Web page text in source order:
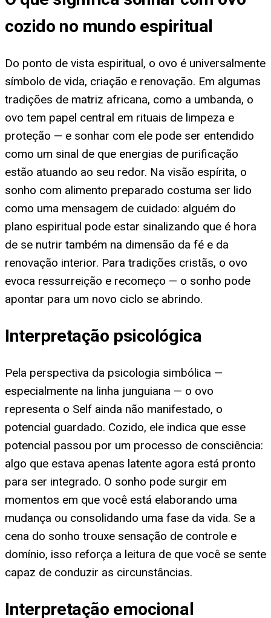
cozido no mundo espiritual
Do ponto de vista espiritual, o ovo é universalmente
símbolo de vida, criação e renovação. Em algumas
tradições de matriz africana, como a umbanda, o
ovo tem papel central em rituais de limpeza e
proteção — e sonhar com ele pode ser entendido
como um sinal de que energias de purificação
estão atuando ao seu redor. Na visão espírita, o
sonho com alimento preparado costuma ser lido
como uma mensagem de cuidado: alguém do
plano espiritual pode estar sinalizando que é hora
de se nutrir também na dimensão da fé e da
renovação interior. Para tradições cristãs, o ovo
evoca ressurreição e recomeço — o sonho pode
apontar para um novo ciclo se abrindo.
Interpretação psicológica
Pela perspectiva da psicologia simbólica —
especialmente na linha junguiana — o ovo
representa o Self ainda não manifestado, o
potencial guardado. Cozido, ele indica que esse
potencial passou por um processo de consciência:
algo que estava apenas latente agora está pronto
para ser integrado. O sonho pode surgir em
momentos em que você está elaborando uma
mudança ou consolidando uma fase da vida. Se a
cena do sonho trouxe sensação de controle e
domínio, isso reforça a leitura de que você se sente
capaz de conduzir as circunstâncias.
Interpretação emocional